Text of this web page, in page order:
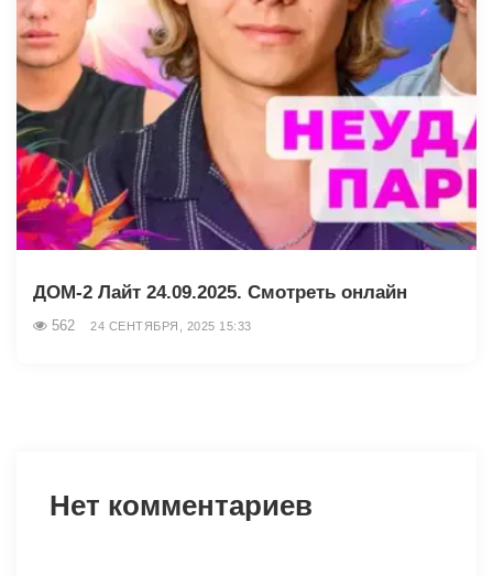
ДОМ-2 Лайт 24.09.2025. Смотреть онлайн
562 24 СЕНТЯБРЯ, 2025 15:33
Нет комментариев